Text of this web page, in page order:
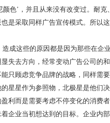
色’，并且从来没有改变过。耐克
是采取同样广告宣传模式。所以
成这些的原因都是因为那些在企
失去方向，经常变动广告公司的
只顾虑竞争品牌的战略，同样需
星星作为参照物，北极星是他们
盈利而是需要考虑不停变化的消
企业当初想达到的目标。企业内